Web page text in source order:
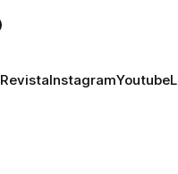
RevistaInstagramYoutube